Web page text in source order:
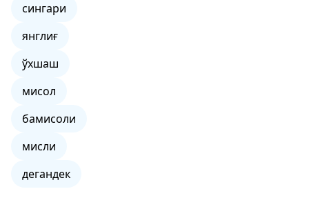
сингари
янглиғ
ўхшаш
мисол
бамисоли
мисли
дегандек